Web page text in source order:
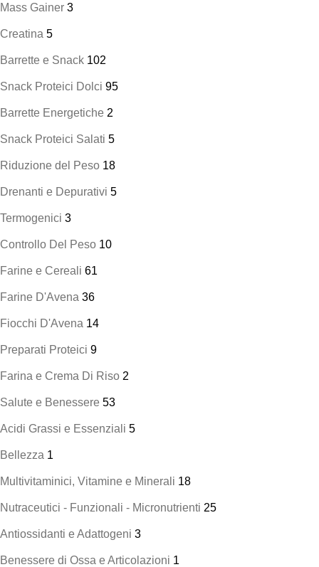
Mass Gainer 3
Creatina 5
Barrette e Snack 102
Snack Proteici Dolci 95
Barrette Energetiche 2
Snack Proteici Salati 5
Riduzione del Peso 18
Drenanti e Depurativi 5
Termogenici 3
Controllo Del Peso 10
Farine e Cereali 61
Farine D'Avena 36
Fiocchi D'Avena 14
Preparati Proteici 9
Farina e Crema Di Riso 2
Salute e Benessere 53
Acidi Grassi e Essenziali 5
Bellezza 1
Multivitaminici, Vitamine e Minerali 18
Nutraceutici - Funzionali - Micronutrienti 25
Antiossidanti e Adattogeni 3
Benessere di Ossa e Articolazioni 1